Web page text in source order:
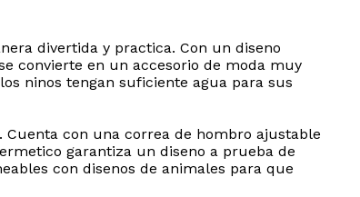
divertida y practica. Con un diseno
convierte en un accesorio de moda muy
ninos tengan suficiente agua para sus
con una correa de hombro ajustable
garantiza un diseno a prueba de
con disenos de animales para que